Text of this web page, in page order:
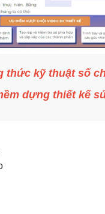
thức kỹ thuật số
dựng thiết kế